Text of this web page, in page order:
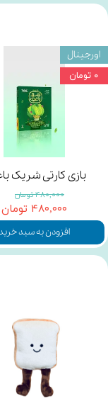
بازی کارتی شریک
۴۸۰,۰۰۰ تومان
۴۸۰,۰۰۰ تومان
افزودن به سبد
اورجینال
۰ تومان